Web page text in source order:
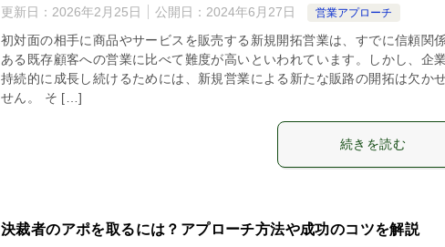
更新日： 2026年2月25日 公開日： 2024年6月27日 営業アプローチ
初対面の相手に商品やサービスを販売する新規開拓営業は、すでに信頼関
ある既存顧客への営業に比べて難度が高いといわれています。しかし、企
持続的に成長し続けるためには、新規営業による新たな販路の開拓は欠か
せん。 そ […]
続きを読む
決裁者のアポを取るには？アプローチ方法や成功のコツを解説